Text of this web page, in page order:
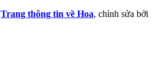
Trang thông tin về Hoa, chỉnh sửa bởi